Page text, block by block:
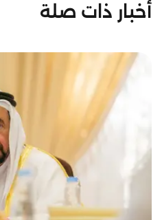
أخبار ذات صلة